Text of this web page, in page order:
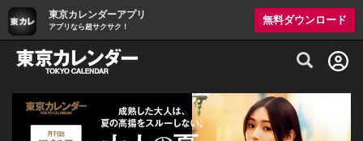
東京カレンダーアプリ
アプリなら超サクサク！
無料ダウンロード
グルメ情報・プレミアムレストラン予約